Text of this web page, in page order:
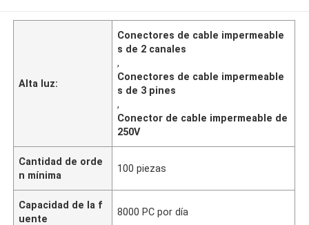
Alta luz:
Conectores de cable impermeable
s de 2 canales
,
Conectores de cable impermeable
s de 3 pines
,
Conector de cable impermeable de
250V
Cantidad de orde
n mínima
100 piezas
Capacidad de la f
uente
8000 PC por día